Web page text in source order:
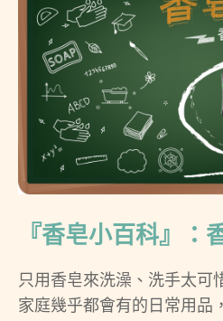
『香皂小百科』：
只用香皂來洗澡、洗手太可
家庭幾乎都會有的日常用品